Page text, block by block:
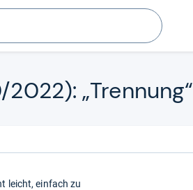
Suchen
„Tren­nung“
leicht, einfach zu